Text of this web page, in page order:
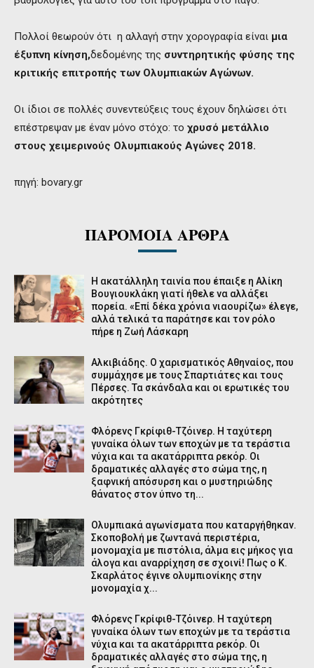
Πολλοί θεωρούν ότι η αλλαγή στην χορογραφία είναι μια
έξυπνη κίνηση,δεδομένης της συντηρητικής φύσης της
κριτικής επιτροπής των Ολυμπιακών Αγώνων.
Οι ίδιοι σε πολλές συνεντεύξεις τους έχουν δηλώσει ότι
επέστρεψαν με έναν μόνο στόχο: το χρυσό μετάλλιο
στους χειμερινούς Ολυμπιακούς Αγώνες 2018.
πηγή: bovary.gr
ΠΑΡΟΜΟΙΑ ΑΡΘΡΑ
Η ακατάλληλη ταινία που έπαιξε η Αλίκη
Βουγιουκλάκη γιατί ήθελε να αλλάξει
πορεία. «Επί δέκα χρόνια νιαουρίζω» έλεγε,
αλλά τελικά τα παράτησε και τον ρόλο
πήρε η Ζωή Λάσκαρη
Αλκιβιάδης. O χαρισματικός Αθηναίος, που
συμμάχησε με τους Σπαρτιάτες και τους
Πέρσες. Τα σκάνδαλα και οι ερωτικές του
ακρότητες
Φλόρενς Γκρίφιθ-Τζόινερ. Η ταχύτερη
γυναίκα όλων των εποχών με τα τεράστια
νύχια και τα ακατάρριπτα ρεκόρ. Οι
δραματικές αλλαγές στο σώμα της, η
ξαφνική απόσυρση και ο μυστηριώδης
θάνατος στον ύπνο τη...
Ολυμπιακά αγωνίσματα που καταργήθηκαν.
Σκοποβολή με ζωντανά περιστέρια,
μονομαχία με πιστόλια, άλμα εις μήκος για
άλογα και αναρρίχηση σε σχοινί! Πως ο Κ.
Σκαρλάτος έγινε ολυμπιονίκης στην
μονομαχία χ...
Φλόρενς Γκρίφιθ-Τζόινερ. Η ταχύτερη
γυναίκα όλων των εποχών με τα τεράστια
νύχια και τα ακατάρριπτα ρεκόρ. Οι
δραματικές αλλαγές στο σώμα της, η